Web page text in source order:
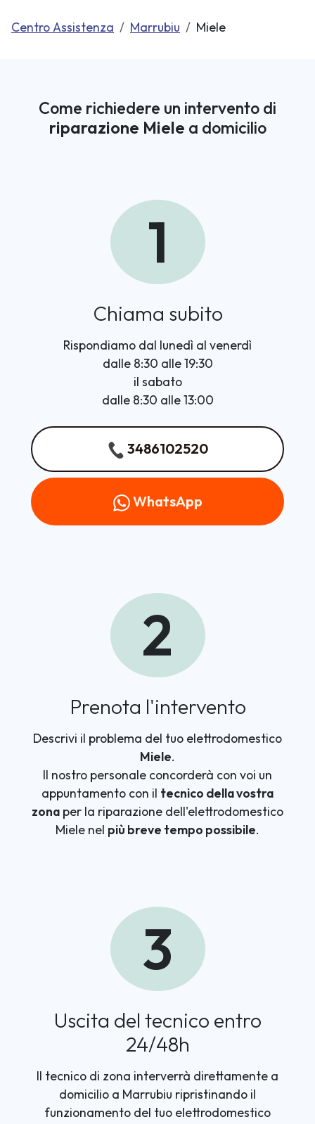
Centro Assistenza Marrubiu Miele
Come richiedere un intervento di
riparazione Miele a domicilio
1
Chiama subito
Rispondiamo dal lunedì al venerdì
dalle 8:30 alle 19:30
il sabato
dalle 8:30 alle 13:00
3486102520
WhatsApp
2
Prenota l'intervento
Descrivi il problema del tuo elettrodomestico
Miele.
Il nostro personale concorderà con voi un
appuntamento con il tecnico della vostra
zona per la riparazione dell'elettrodomestico
Miele nel più breve tempo possibile.
3
Uscita del tecnico entro
24/48h
Il tecnico di zona interverrà direttamente a
domicilio a Marrubiu ripristinando il
funzionamento del tuo elettrodomestico